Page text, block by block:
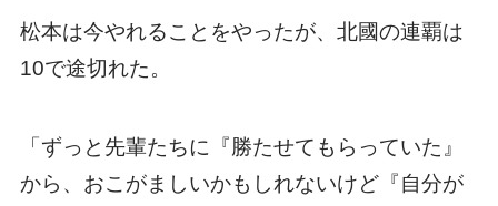
松本は今やれることをやったが、北國の連覇は
10で途切れた。
「ずっと先輩たちに『勝たせてもらっていた』
から、おこがましいかもしれないけど『自分が